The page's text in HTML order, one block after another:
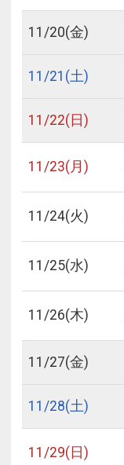
11/20(金)
11/21 (土)
11/22(日)
11/23(月)
11/24(火)
11/25(水)
11/26(木)
11/27(金)
11/28(土)
11/29(日)